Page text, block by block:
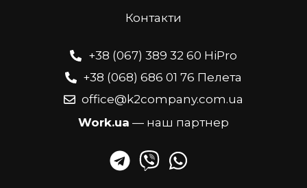
Контакти
+38 (067) 389 32 60 HiPro
+38 (068) 686 01 76 Пелета
office@k2company.com.ua
Work.ua — наш партнер